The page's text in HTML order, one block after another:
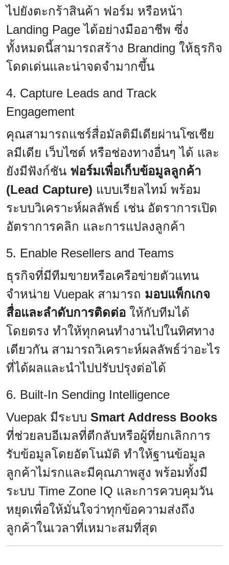
ไปยังตะกร้าสินค้า ฟอร์ม หรือหน้า
Landing Page ได้อย่างมืออาชีพ ซึ่ง
ทั้งหมดนี้สามารถสร้าง Branding ให้ธุรกิจ
โดดเด่นและน่าจดจำมากขึ้น
4. Capture Leads and Track
Engagement
คุณสามารถแชร์สื่อมัลติมีเดียผ่านโซเชีย
ลมีเดีย เว็บไซต์ หรือช่องทางอื่นๆ ได้ และ
ยังมีฟังก์ชัน ฟอร์มเพื่อเก็บข้อมูลลูกค้า
(Lead Capture) แบบเรียลไทม์ พร้อม
ระบบวิเคราะห์ผลลัพธ์ เช่น อัตราการเปิด
อัตราการคลิก และการแปลงลูกค้า
5. Enable Resellers and Teams
ธุรกิจที่มีทีมขายหรือเครือข่ายตัวแทน
จำหน่าย Vuepak สามารถ มอบแพ็กเกจ
สื่อและลำดับการติดต่อ ให้กับทีมได้
โดยตรง ทำให้ทุกคนทำงานไปในทิศทาง
เดียวกัน สามารถวิเคราะห์ผลลัพธ์ว่าอะไร
ที่ได้ผลและนำไปปรับปรุงต่อได้
6. Built-In Sending Intelligence
Vuepak มีระบบ Smart Address Books
ที่ช่วยลบอีเมลที่ตีกลับหรือผู้ที่ยกเลิกการ
รับข้อมูลโดยอัตโนมัติ ทำให้ฐานข้อมูล
ลูกค้าไม่รกและมีคุณภาพสูง พร้อมทั้งมี
ระบบ Time Zone IQ และการควบคุมวัน
หยุดเพื่อให้มั่นใจว่าทุกข้อความส่งถึง
ลูกค้าในเวลาที่เหมาะสมที่สุด